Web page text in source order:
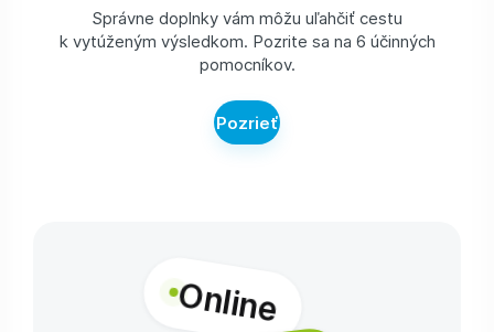
Správne doplnky vám môžu uľahčiť cestu
k vytúženým výsledkom. Pozrite sa na 6 účinných
pomocníkov.
Pozrieť
Online